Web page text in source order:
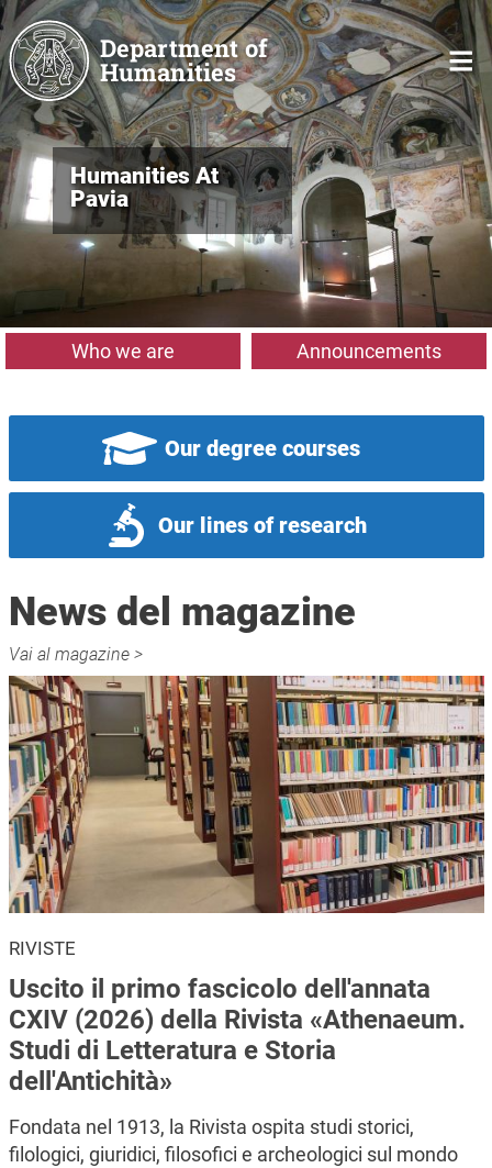
Skip to main content
Department of
Humanities
Humanities At
Pavia
Who we are Announcements
Our degree courses
Our lines of research
Vai al magazine >
News del magazine
RIVISTE
Uscito il primo fascicolo dell'annata
CXIV (2026) della Rivista «Athenaeum.
Studi di Letteratura e Storia
dell'Antichità»
Fondata nel 1913, la Rivista ospita studi storici,
filologici, giuridici, filosofici e archeologici sul mondo